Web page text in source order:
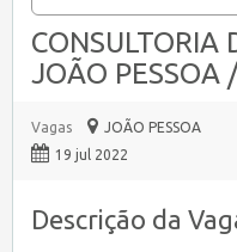
CONSULTORIA
JOÃO PESSOA
Vagas
JOÃO PESSOA
19 jul 2022
Descrição da